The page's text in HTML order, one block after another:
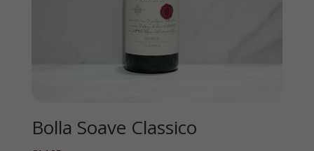
Bolla Soave Classico